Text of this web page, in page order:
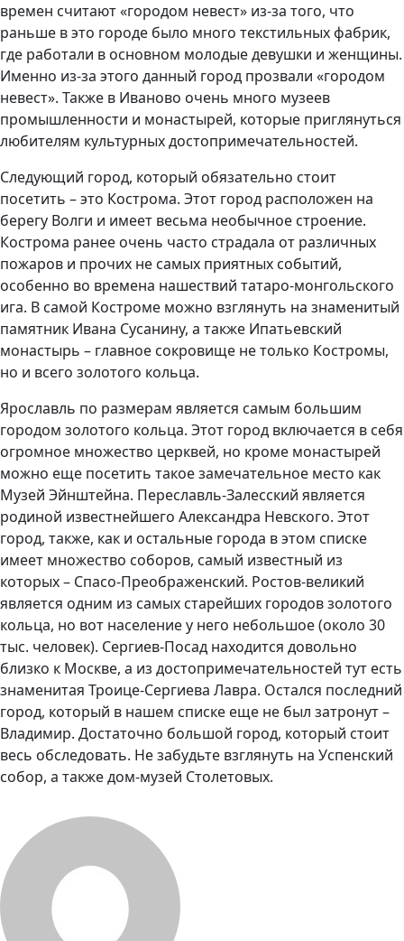
времен считают «городом невест» из-за того, что
раньше в это городе было много текстильных фабрик,
где работали в основном молодые девушки и женщины.
Именно из-за этого данный город прозвали «городом
невест». Также в Иваново очень много музеев
промышленности и монастырей, которые приглянуться
любителям культурных достопримечательностей.
Следующий город, который обязательно стоит
посетить – это Кострома. Этот город расположен на
берегу Волги и имеет весьма необычное строение.
Кострома ранее очень часто страдала от различных
пожаров и прочих не самых приятных событий,
особенно во времена нашествий татаро-монгольского
ига. В самой Костроме можно взглянуть на знаменитый
памятник Ивана Сусанину, а также Ипатьевский
монастырь – главное сокровище не только Костромы,
но и всего золотого кольца.
Ярославль по размерам является самым большим
городом золотого кольца. Этот город включается в себя
огромное множество церквей, но кроме монастырей
можно еще посетить такое замечательное место как
Музей Эйнштейна. Переславль-Залесский является
родиной известнейшего Александра Невского. Этот
город, также, как и остальные города в этом списке
имеет множество соборов, самый известный из
которых – Спасо-Преображенский. Ростов-великий
является одним из самых старейших городов золотого
кольца, но вот население у него небольшое (около 30
тыс. человек). Сергиев-Посад находится довольно
близко к Москве, а из достопримечательностей тут есть
знаменитая Троице-Сергиева Лавра. Остался последний
город, который в нашем списке еще не был затронут –
Владимир. Достаточно большой город, который стоит
весь обследовать. Не забудьте взглянуть на Успенский
собор, а также дом-музей Столетовых.